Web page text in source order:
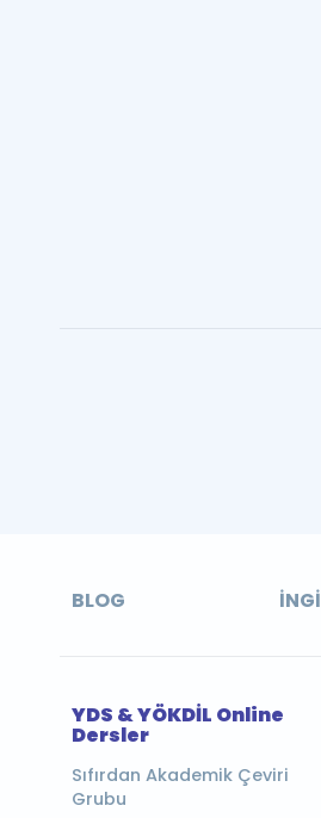
BLOG
YDS & YÖKDİL Online
Dersler
Sıfırdan Akademik Çeviri
Grubu